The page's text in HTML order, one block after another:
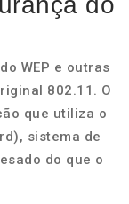
WEP e outras
802.11. O
que utiliza o
sistema de
do que o